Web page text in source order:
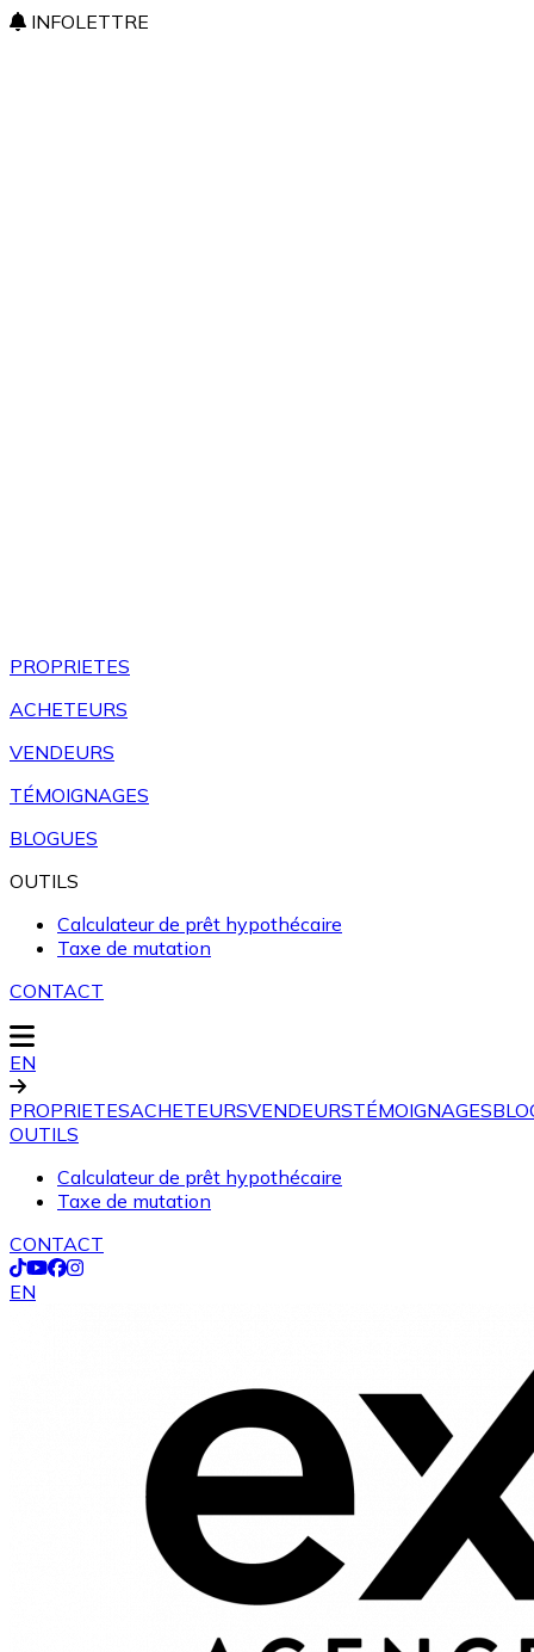
INFOLETTRE
PROPRIETES
ACHETEURS
VENDEURS
TÉMOIGNAGES
BLOGUES
OUTILS
Calculateur de prêt hypothécaire
Taxe de mutation
CONTACT
EN
PROPRIETESACHETEURSVENDEURSTÉMOIGNAGES
OUTILS
Calculateur de prêt hypothécaire
Taxe de mutation
CONTACT
EN